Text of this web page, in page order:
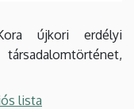
újkori erdélyi
lista